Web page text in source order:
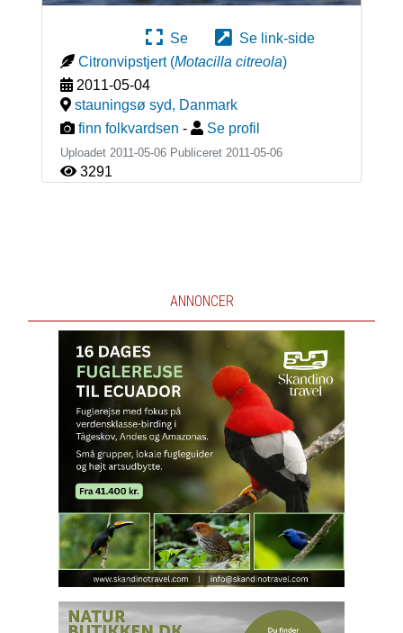
Se
Se link-side
Citronvipstjert (Motacilla citreola)
2011-05-04
stauningsø syd, Danmark
finn folkvardsen - Se profil
Uploadet 2011-05-06 Publiceret 2011-05-06
3291
ANNONCER